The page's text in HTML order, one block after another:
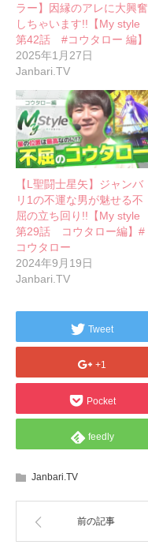
ラー】因縁のアレに大興奮
しちゃいます!!【My style
第42話 #コウタロー 編】
2025年1月27日
Janbari.TV
【L聖闘士星矢】ジャンバ
リ1の不運な男が魅せる不
屈の立ち回り!!【My style
第29話 コウタロー編】#
コウタロー
2024年9月19日
Janbari.TV
Tweet
+1
Pocket
feedly
Janbari.TV
前の記事